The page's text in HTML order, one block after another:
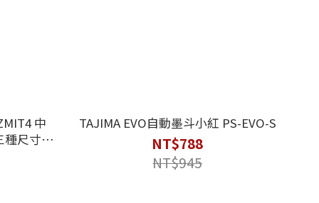
中
種尺寸可
TAJIMA EVO自動墨斗小紅 PS-EVO-S
NT$788
NT$945